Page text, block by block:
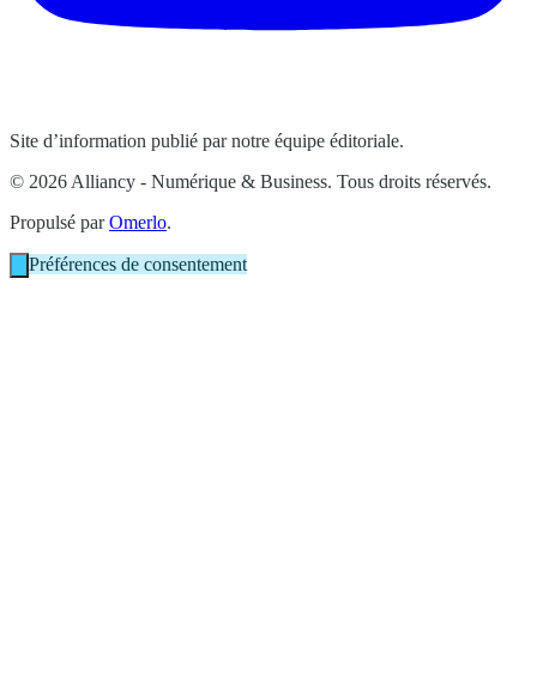
Site d’information publié par notre équipe éditoriale.
© 2026 Alliancy - Numérique & Business. Tous droits réservés.
Propulsé parOmerlo.
Préférences de consentement